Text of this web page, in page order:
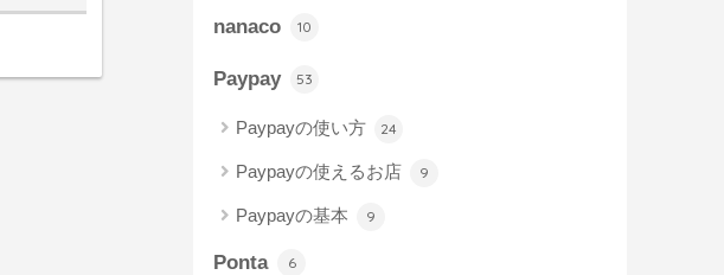
nanaco 10
Paypay 53
Paypayの使い方 24
Paypayの使えるお店 9
Paypayの基本 9
Ponta 6